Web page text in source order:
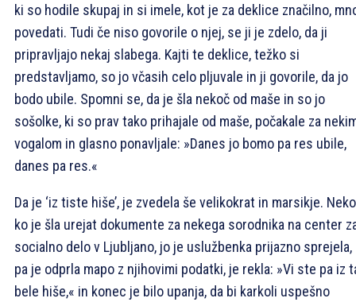
ki so hodile skupaj in si imele, kot je za deklice značilno,
povedati. Tudi če niso govorile o njej, se ji je zdelo, da ji
pripravljajo nekaj slabega. Kajti te deklice, težko si
predstavljamo, so jo včasih celo pljuvale in ji govorile, da jo
bodo ubile. Spomni se, da je šla nekoč od maše in so jo
sošolke, ki so prav tako prihajale od maše, počakale za
vogalom in glasno ponavljale: »Danes jo bomo pa res ubile,
danes pa res.«
Da je ‘iz tiste hiše’, je zvedela še velikokrat in marsikje.
ko je šla urejat dokumente za nekega sorodnika na center
socialno delo v Ljubljano, jo je uslužbenka prijazno sprejela,
pa je odprla mapo z njihovimi podatki, je rekla: »Vi ste pa iz
bele hiše,« in konec je bilo upanja, da bi karkoli uspešno